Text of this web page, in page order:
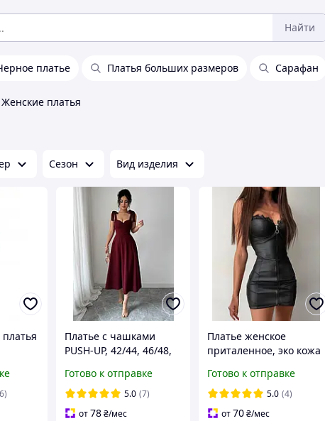
Найти
платье Платья больших размеров Сарафан
Женские платья
Сезон Вид изделия
Платье с чашками
PUSH-UP, 42/44, 46/48,
Готово к отправке
5.0 (7)
от78₴/мес
Платье женское
приталенное, эко кожа
пушап. Размер: 42-44;
46-48
Готово к отправке
5.0 (4)
от70₴/мес